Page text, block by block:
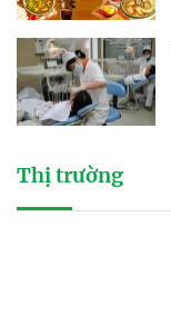
Thị trường